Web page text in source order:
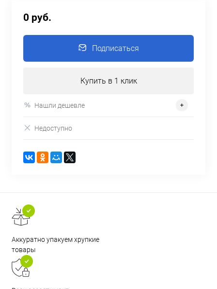
0 руб.
Подписаться
Купить в 1 клик
Нашли дешевле
Недоступно
Аккуратно упакуем хрупкие
товары